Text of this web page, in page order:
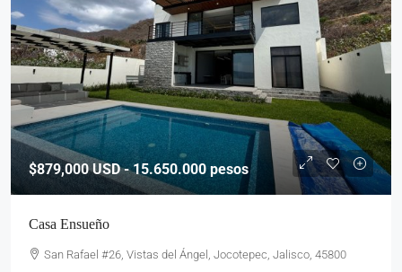
$879,000USD - 15.650.000 pesos
Casa Ensueño
San Rafael #26, Vistas del Ángel, Jocotepec, Jalisco, 45800